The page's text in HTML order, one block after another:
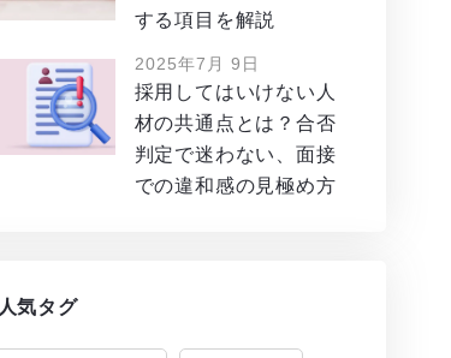
する項目を解説
2025年7月 9日
採用してはいけない人
材の共通点とは？合否
判定で迷わない、面接
での違和感の見極め方
人気タグ